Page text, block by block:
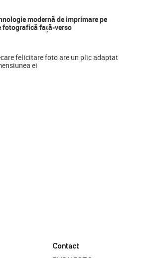
modernă de imprimare pe
fotografică față-verso
felicitare foto are un plic adaptat
ei
Contact